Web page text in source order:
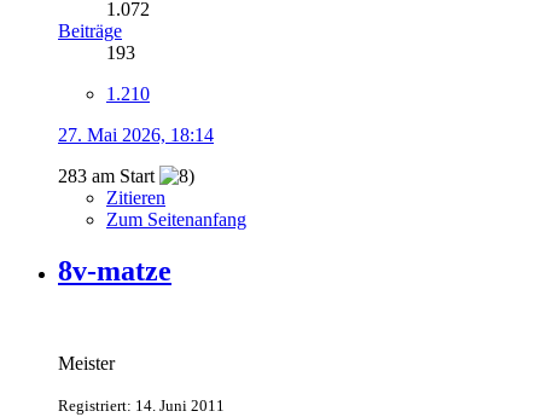
1.072
Beiträge
193
1.210
27. Mai 2026, 18:14
283 am Start
Zitieren
Zum Seitenanfang
8v-matze
Meister
Registriert: 14. Juni 2011